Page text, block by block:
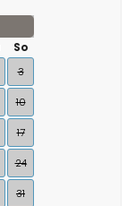
So
3
10
17
24
31